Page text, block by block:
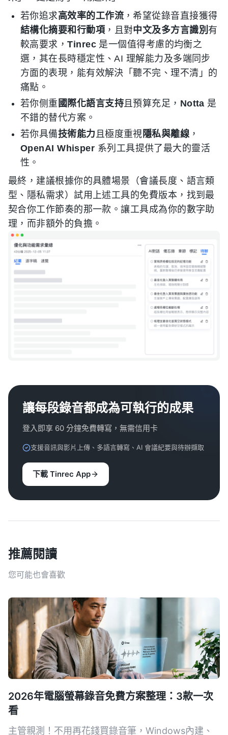
若你追求高效率的工作流，希望從錄音直接獲得
結構化摘要和行動項 ，且對中文及多方言識別 有
較高要求，Tinrec是一個值得考慮的均衡之
選，其在長時穩定性、AI 理解能力及多端同步
方面的表現，能有效解決「聽不完、理不清」的
痛點。
若你侧重 國際化語言支持且預算充足， Notta 是
不錯的替代方案。
若你具備技術能力且極度重視 隱私與離線，
OpenAI Whisper 系列工具提供了最大的靈活
性。
最終，建議根據你的具體場景（會議長度、語言類
型、隱私需求）試用上述工具的免費版本，找到最
契合你工作節奏的那一款。讓工具成為你的數字助
理，而非額外的負擔。
讓每段錄音都成為可執行的成果
登入即享 60 分鐘免費轉寫，無需信用卡
支援音訊與影片上傳、多語言轉寫、AI 會議紀要與待辦擷取
下載 Tinrec App
推薦閱讀
您可能也會喜歡
2026年電腦螢幕錄音免費方案整理：3款一次
看
主管親測！不用再花錢買錄音筆，Windows內建、